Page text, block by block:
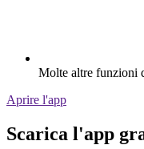
Molte altre funzioni
Aprire l'app
Scarica l'app